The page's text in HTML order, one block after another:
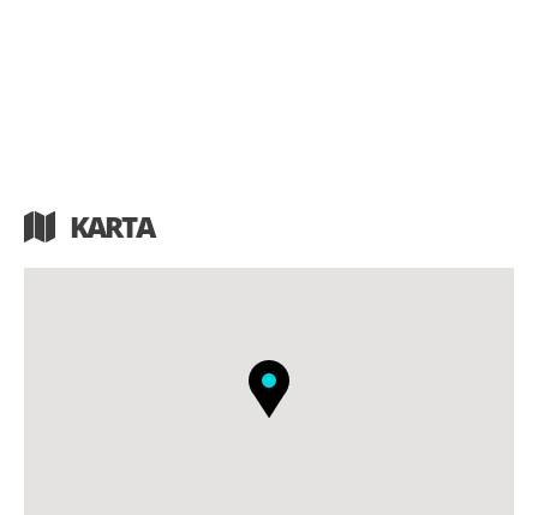
KARTA